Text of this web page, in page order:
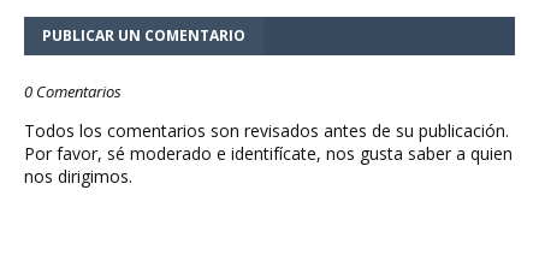
PUBLICAR UN COMENTARIO
0 Comentarios
Todos los comentarios son revisados antes de su publicación.
Por favor, sé moderado e identifícate, nos gusta saber a quien
nos dirigimos.